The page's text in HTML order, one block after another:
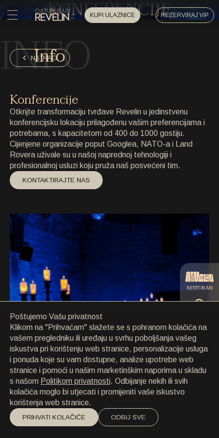
KUPI ULAZNICE REZERVIRAJ VIP
POČETNA
POČETNA
PRIVATNI DOGAĐAJI
PRIVATNI DOGAĐAJI
UMJETNICI
UMJETNICI
ARHIVA
ARHIVA
KONTAKT
KONTAKT
EN /HR
KONFERENCIJE
NATRAG
Kontaktirajte nas
INFO
Info
Konferencije
Otkrijte transformaciju tvrđave Revelin u jedinstvenu
konferencijsku lokaciju prilagođenu vašim preferencijama i
potrebama, s kapacitetom od 400 do 1000 gostiju.
Cijenjene organizacije poput Googlea, NATO-a i Land
Rovera uživale su u našoj naprednoj tehnologiji i
profesionalnoj usluzi koju pruža naš posvećeni tim.
KONTAKTIRAJTE NAS
RESTORAN
CATERING
PLAŽA
Poštujemo Vašu privatnost
Klikom na "Prihvaćam" slažete se s pohranom kolačića na
vašem pregledniku ili uređaju u svrhu poboljšanja vašeg
iskustva pri korištenju web stranice, personalizacije usluga
i ponuda koje su vam dostupne, analize upotrebe web
stranice i pomoći u našim marketinškim naporima u skladu
s našom Politikom privatnosti. Odbijanje nekih ili svih
kolačića moglo bi utjecati i promijeniti vaše iskustvo
korištenja web stranice.
PRIHVATI KOLAČIĆE ODBIJ SVE